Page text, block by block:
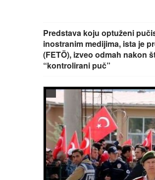
Predstava koju optuženi
inostranim medijima, ista je
(FETÖ), izveo odmah nakon
“kontrolirani puč”